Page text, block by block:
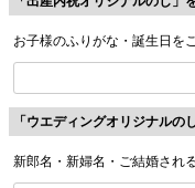
お子様のふりがな・誕生日を
「ウエディングオリジナルの
新郎名・新婦名・ご結婚され